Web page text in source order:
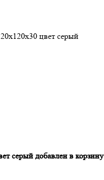
цвет серый
серый добавлен в корзину